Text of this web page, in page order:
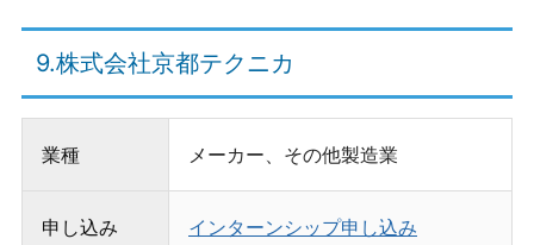
9.株式会社京都テクニカ
業種 メーカー、その他製造業
申し込み インターンシップ申し込み